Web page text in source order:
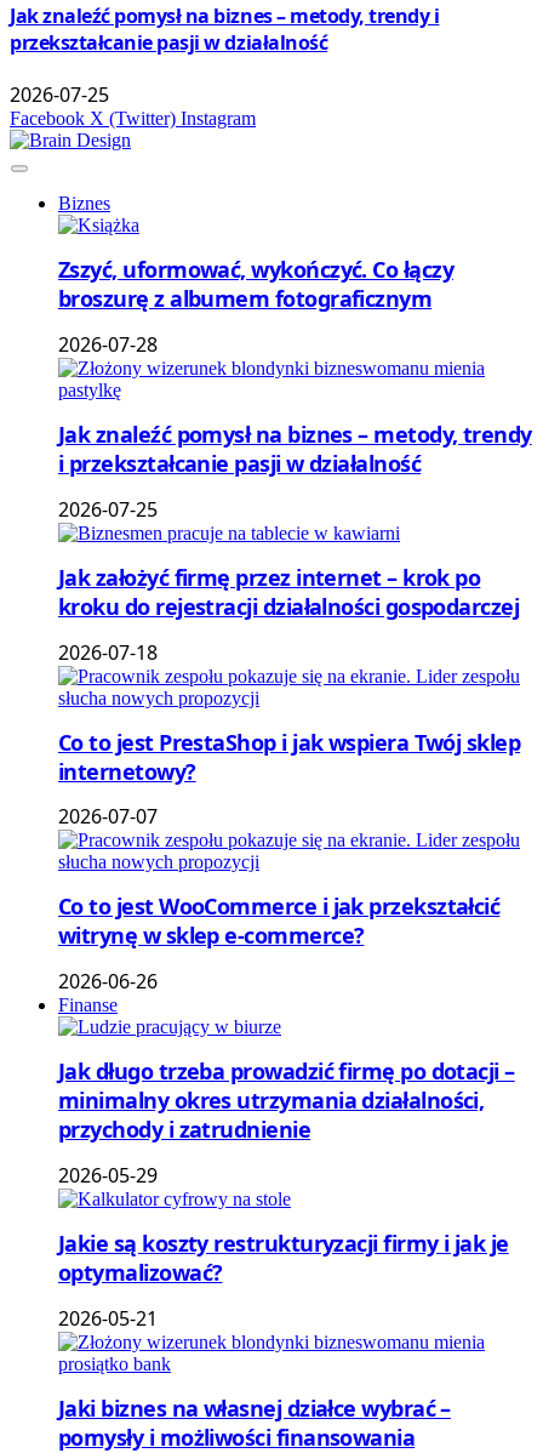
Jak znaleźć pomysł na biznes – metody, trendy i
przekształcanie pasji w działalność
2026-07-25
Facebook X (Twitter) Instagram
Biznes
Zszyć, uformować, wykończyć. Co łączy
broszurę z albumem fotograficznym
2026-07-28
Jak znaleźć pomysł na biznes – metody, trendy
i przekształcanie pasji w działalność
2026-07-25
Jak założyć firmę przez internet – krok po
kroku do rejestracji działalności gospodarczej
2026-07-18
Co to jest PrestaShop i jak wspiera Twój sklep
internetowy?
2026-07-07
Co to jest WooCommerce i jak przekształcić
witrynę w sklep e-commerce?
2026-06-26
Finanse
Jak długo trzeba prowadzić firmę po dotacji –
minimalny okres utrzymania działalności,
przychody i zatrudnienie
2026-05-29
Jakie są koszty restrukturyzacji firmy i jak je
optymalizować?
2026-05-21
Jaki biznes na własnej działce wybrać –
pomysły i możliwości finansowania